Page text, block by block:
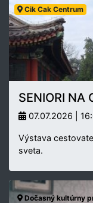
Cik Cak Centrum
SENIORI NA
07.07.2026 |
Výstava
sveta.
Dočasný kultúrny